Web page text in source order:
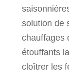
solution de
chauffages
étouffants
cloîtrer les